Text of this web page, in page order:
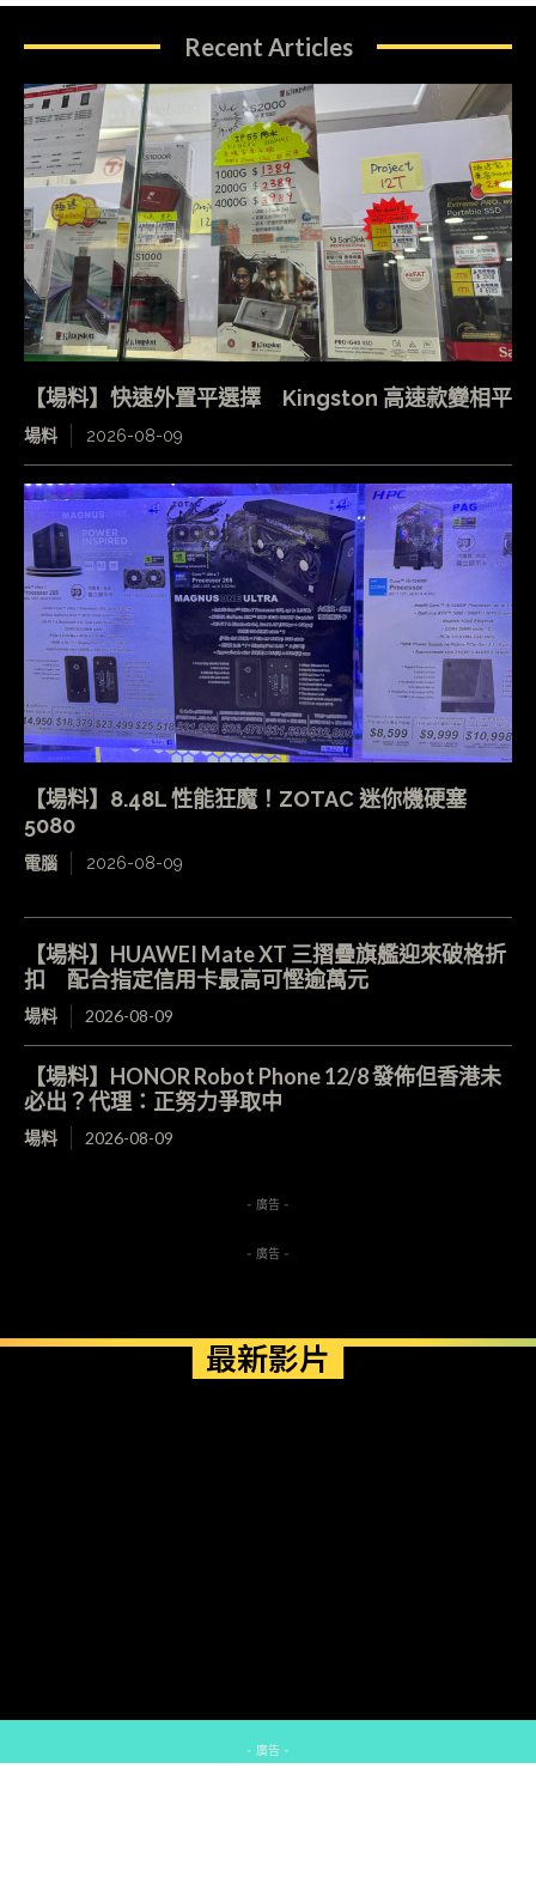
Recent Articles
【場料】快速外置平選擇 Kingston 高速款變相平
場料 2026-08-09
【場料】8.48L 性能狂魔！ZOTAC 迷你機硬塞
5080
電腦 2026-08-09
【場料】HUAWEI Mate XT 三摺疊旗艦迎來破格折
扣 配合指定信用卡最高可慳逾萬元
場料 2026-08-09
【場料】HONOR Robot Phone 12/8 發佈但香港未
必出？代理：正努力爭取中
場料 2026-08-09
- 廣告 -
- 廣告 -
最新影片
- 廣告 -